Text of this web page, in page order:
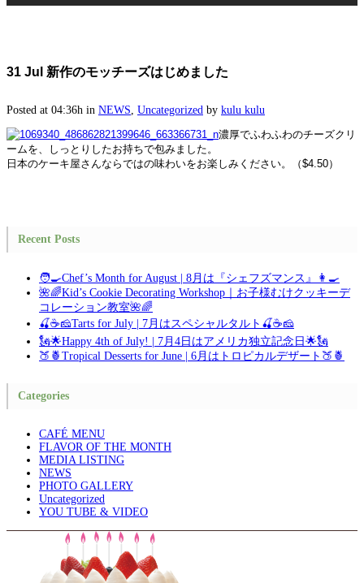
31 Jul 新作のモッチーズはじめました
Posted at 04:36h in NEWS Uncategorized by kulu kulu
濃厚でふわふわのチーズクリ
ームを、しっとりしたお持ちで包みました。
日本のケーキ屋さんならではの味わいをお楽しみください。（$4.50）
Recent Posts
🧑‍🍳Chef’s Month for August | 8月は『シェフズマンス』👩‍🍳
🌺🌈Kid’s Cookie Decorating Workshop｜お子様むけクッキーデ
コレーション教室🌺🌈
🍒☕🧀Tarts for July | 7月はスペシャルタルト🍒☕🧀
🗽🌟Happy 4th of July! | 7月4日はアメリカ独立記念日🌟🗽
🍑🍍Tropical Desserts for June | 6月はトロピカルデザート🍑🍍
Categories
CAFÉ MENU
FLAVOR OF THE MONTH
MEDIA LISTING
NEWS
PHOTO GALLERY
Uncategorized
YOU TUBE & VIDEO